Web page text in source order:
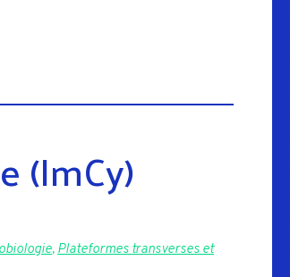
(ImCy)
,Plateformes transverses et